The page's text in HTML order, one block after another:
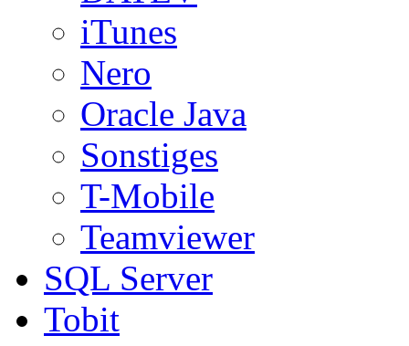
iTunes
Nero
Oracle Java
Sonstiges
T-Mobile
Teamviewer
SQL Server
Tobit